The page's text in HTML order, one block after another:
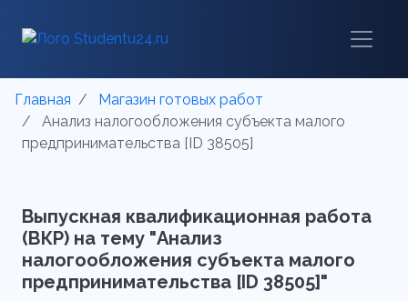
Главная
Магазин готовых работ
Анализ налогообложения субъекта малого
предпринимательства [ID 38505]
Выпускная квалификационная работа
(ВКР) на тему "Анализ
налогообложения субъекта малого
предпринимательства [ID 38505]"